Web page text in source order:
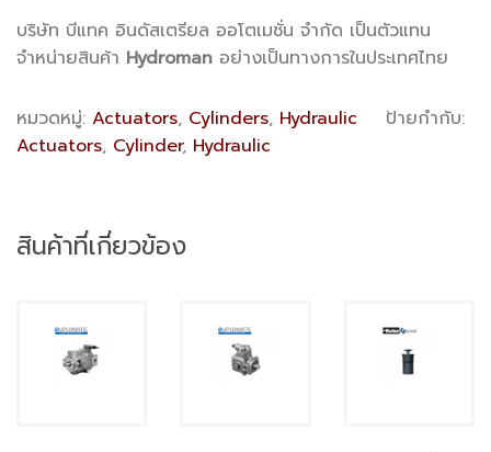
บริษัท บีแทค อินดัสเตรียล ออโตเมชั่น จำกัด เป็นตัวแทน
จำหน่ายสินค้า Hydroman อย่างเป็นทางการในประเทศไทย
หมวดหมู่: Actuators, Cylinders, Hydraulic
ป้ายกำกับ:
Actuators, Cylinder, Hydraulic
สินค้าที่เกี่ยวข้อง